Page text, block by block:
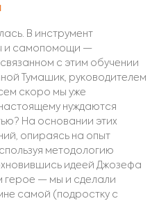
В инструмент
и самопомощи —
с этим обучении
Тумашик, руководителем
скоро мы уже
нуждаются
На основании этих
опираясь на опыт
методологию
идеей Джозефа
герое — мы и сделали
самой (подростку с